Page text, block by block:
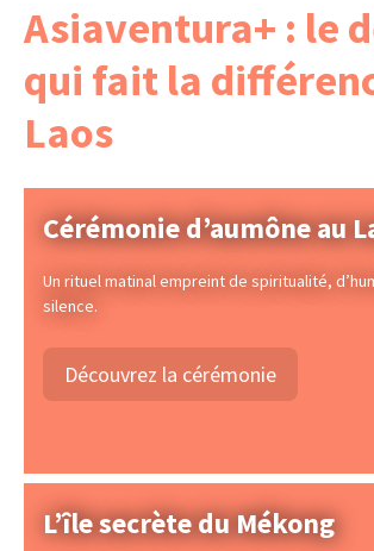
Asiaventura+ : le
qui fait la
Laos
Cérémonie d’aumône au
Un rituel matinal empreint de spiritualité,
silence.
Découvrez la cérémonie
L’île secrète du Mékong